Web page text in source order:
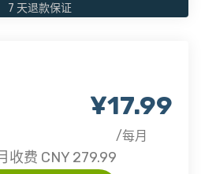
7 天退款保证
¥17.99
/每月
收费 CNY 279.99